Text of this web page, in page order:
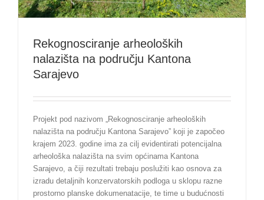
Rekognosciranje arheoloških
nalazišta na području Kantona
Sarajevo
Projekt pod nazivom „Rekognosciranje arheoloških
nalazišta na području Kantona Sarajevo” koji je započeo
krajem 2023. godine ima za cilj evidentirati potencijalna
arheološka nalazišta na svim općinama Kantona
Sarajevo, a čiji rezultati trebaju poslužiti kao osnova za
izradu detaljnih konzervatorskih podloga u sklopu razne
prostorno planske dokumenatacije, te time u budućnosti